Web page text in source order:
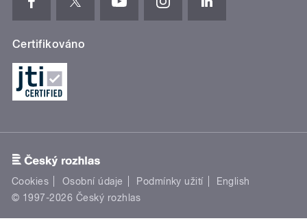
Certifikováno
Cookies Osobní údaje Podmínky užití
English
© 1997-2026 Český rozhlas